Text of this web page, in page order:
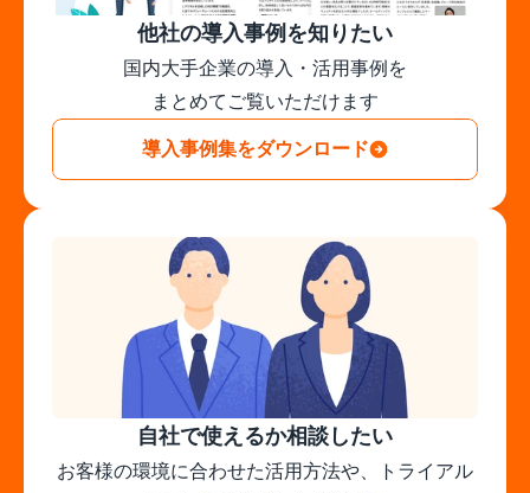
他社の導入事例を知りたい
国内大手企業の導入・活用事例を
まとめてご覧いただけます
導入事例集をダウンロード
自社で使えるか相談したい
お客様の環境に合わせた活用方法や、トライアル